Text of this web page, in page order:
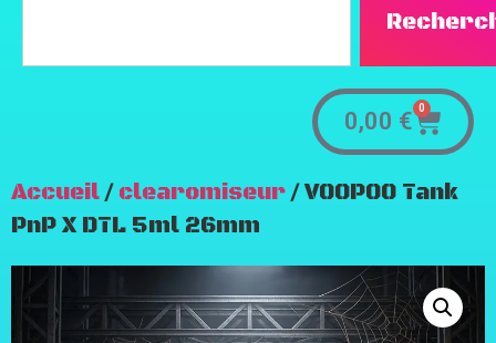
0,00 € 0
Accueil/ clearomiseur/ VOOPOO Tank
PnP X DTL 5ml 26mm